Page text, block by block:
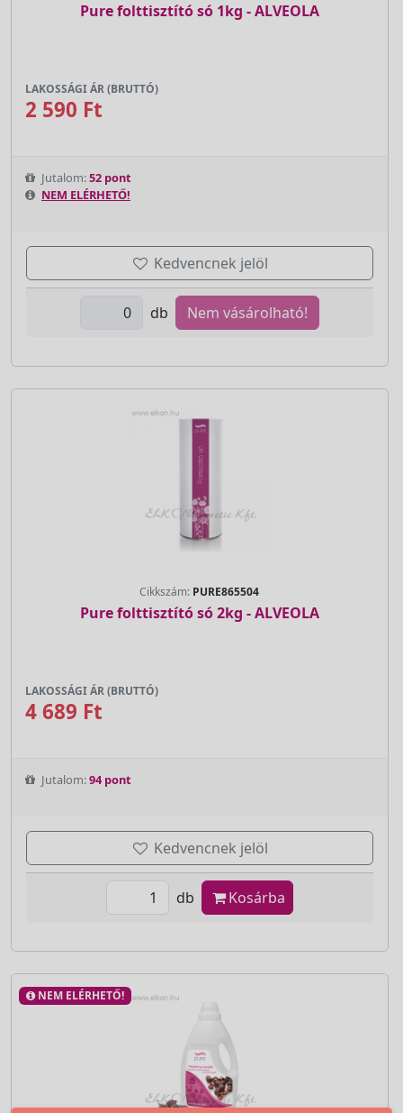
Pure folttisztító só 1kg - ALVEOLA
LAKOSSÁGI ÁR (BRUTTÓ)
2 590 Ft
Jutalom:52 pont
NEM ELÉRHETŐ!
Kedvencnek jelöl
db Nem vásárolható!
Cikkszám: PURE865504
Pure folttisztító só 2kg - ALVEOLA
LAKOSSÁGI ÁR (BRUTTÓ)
4 689 Ft
Jutalom:94 pont
Kedvencnek jelöl
db Kosárba
NEM ELÉRHETŐ!